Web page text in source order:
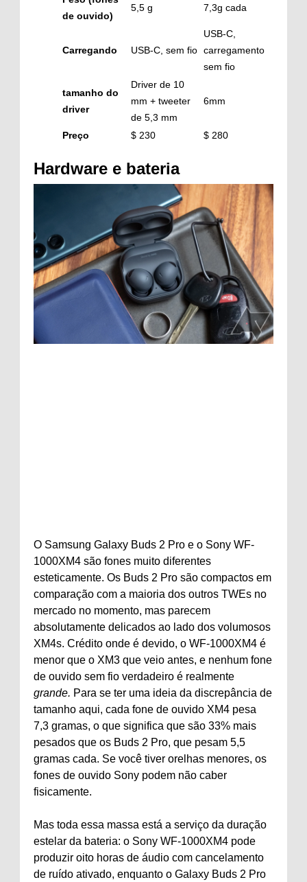
de ouvido)
5,5 g 7,3g cada
Carregando USB-C, sem fio
USB-C,
carregamento
sem fio
tamanho do
driver
Driver de 10
mm + tweeter
de 5,3 mm
6mm
Preço $ 230 $ 280
Hardware e bateria
O Samsung Galaxy Buds 2 Pro e o Sony WF-
1000XM4 são fones muito diferentes
esteticamente. Os Buds 2 Pro são compactos em
comparação com a maioria dos outros TWEs no
mercado no momento, mas parecem
absolutamente delicados ao lado dos volumosos
XM4s. Crédito onde é devido, o WF-1000XM4 é
menor que o XM3 que veio antes, e nenhum fone
de ouvido sem fio verdadeiro é realmente
grande. Para se ter uma ideia da discrepância de
tamanho aqui, cada fone de ouvido XM4 pesa
7,3 gramas, o que significa que são 33% mais
pesados ​​que os Buds 2 Pro, que pesam 5,5
gramas cada. Se você tiver orelhas menores, os
fones de ouvido Sony podem não caber
fisicamente.
Mas toda essa massa está a serviço da duração
estelar da bateria: o Sony WF-1000XM4 pode
produzir oito horas de áudio com cancelamento
de ruído ativado, enquanto o Galaxy Buds 2 Pro